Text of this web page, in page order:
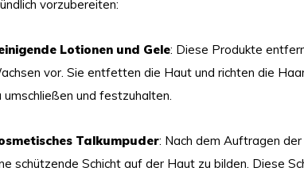
vorzubereiten:
Lotionen und Gele: Diese Produkte
vor. Sie entfetten die Haut und richten die
umschließen und festzuhalten.
Talkumpuder: Nach dem Auftragen
schützende Schicht auf der Haut zu bilden. Diese